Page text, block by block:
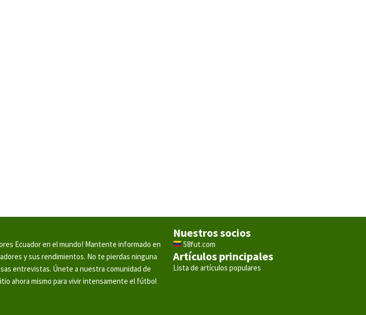
Ecuador en el mundo! Mantente informado en
y sus rendimientos. No te pierdas ninguna
entrevistas. Únete a nuestra comunidad de
ahora mismo para vivir intensamente el fútbol
Nuestros socios
58fut.com
Artículos principales
Lista de artículos populares